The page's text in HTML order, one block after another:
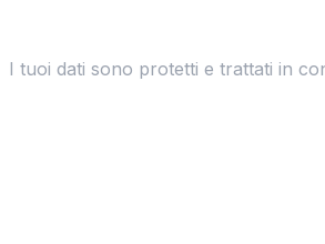
I tuoi dati sono protetti e trattati in